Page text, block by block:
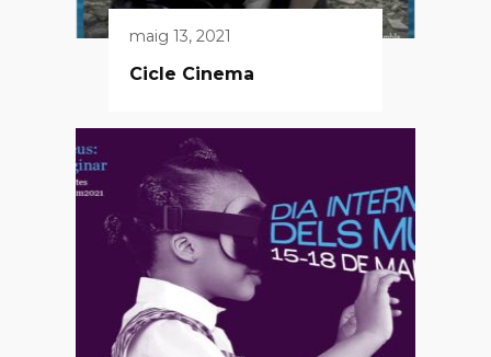
maig 13, 2021
Cicle Cinema